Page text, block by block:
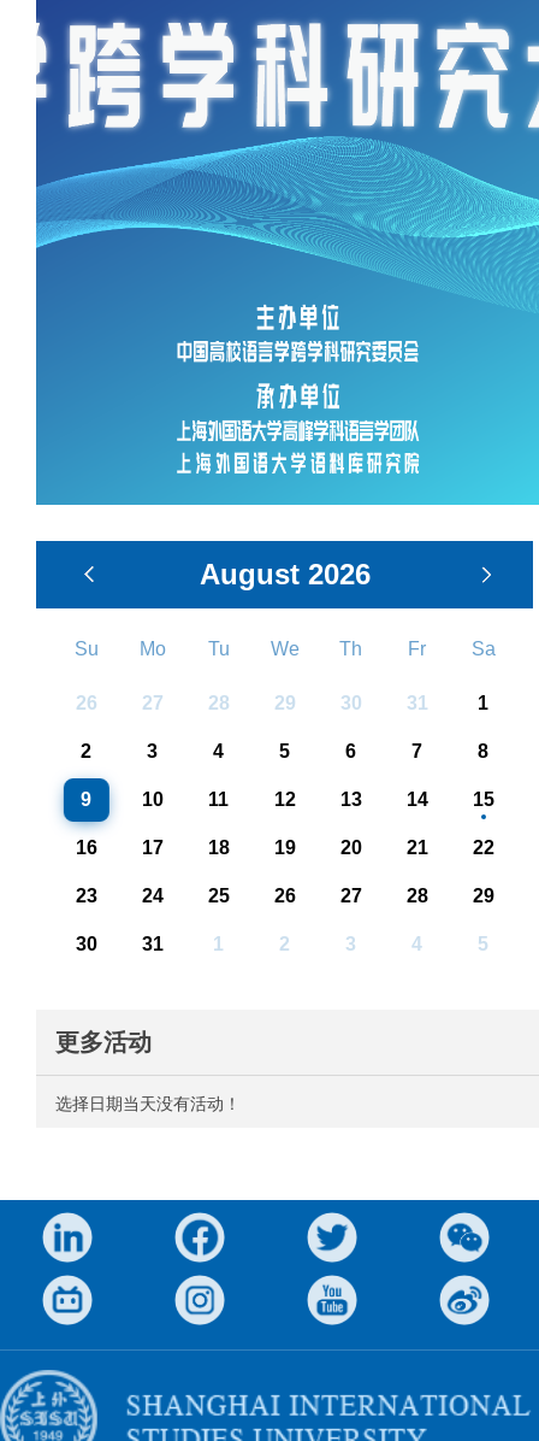
August 2026
Su Mo Tu We Th Fr Sa
26 27 28 29 30 31 1
2 3 4 5 6 7 8
9 10 11 12 13 14 15
16 17 18 19 20 21 22
23 24 25 26 27 28 29
30 31 1 2 3 4 5
更多活动
选择日期当天没有活动！